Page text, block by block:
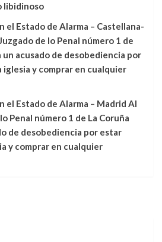
libidinoso
el Estado de Alarma – Castellana-
de lo Penal número 1 de
un acusado de desobediencia por
y comprar en cualquier
el Estado de Alarma – Madrid Al
Penal número 1 de La Coruña
de desobediencia por estar
y comprar en cualquier